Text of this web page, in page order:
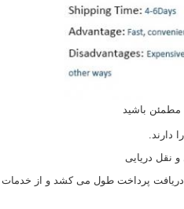
مطمئن باشید
موجودی عظیمی داریم، سفارشات تنها 1-3 روز کاری پس از دریافت